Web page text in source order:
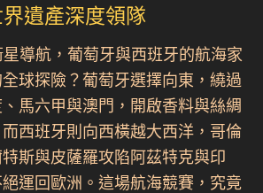
界遺產深度領隊
導航，葡萄牙與西班牙的航海家
球探險？葡萄牙選擇向東，繞過
馬六甲與澳門，開啟香料與絲綢
西班牙則向西橫越大西洋，哥倫
斯與皮薩羅攻陷阿茲特克與印
運回歐洲。這場航海競賽，究竟